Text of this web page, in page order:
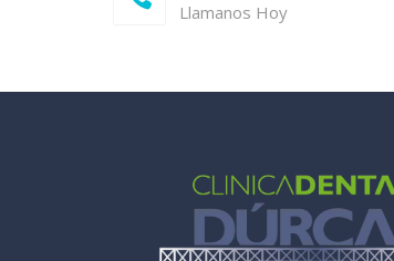
Llamanos Hoy